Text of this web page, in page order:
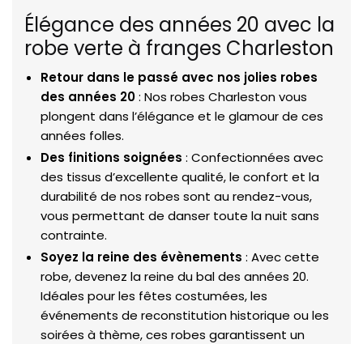
Élégance des années 20 avec la
robe verte à franges Charleston
Retour dans le passé avec nos jolies robes
des années 20: Nos robes Charleston vous
plongent dans l’élégance et le glamour de ces
années folles.
Des finitions soignées : Confectionnées avec
des tissus d’excellente qualité, le confort et la
durabilité de nos robes sont au rendez-vous,
vous permettant de danser toute la nuit sans
contrainte.
Soyez la reine des évènements : Avec cette
robe, devenez la reine du bal des années 20.
Idéales pour les fêtes costumées, les
événements de reconstitution historique ou les
soirées à thème, ces robes garantissent un